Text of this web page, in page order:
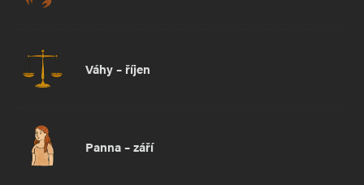
Váhy – říjen
Panna – září